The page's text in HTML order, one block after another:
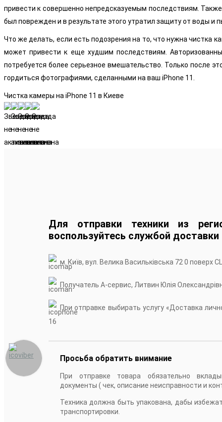
привести к совершенно непредсказуемым последствиям.
был поврежден и в результате этого утратил защиту от воды
Что же делать, если есть подозрения на то, что нужна чистка
может привести к еще худшим последствиям.
потребуется более серьезное вмешательство. Только после
гордиться фотографиями, сделанными на ваш iPhone 11.
Чистка камеры на iPhone 11 в Киеве
Для отправки техники из
воспользуйтесь службой доставки
м. Київ, вул. Велика Васильківська 72 0 поверх
Получатель А-сервис, Литвин Юлія
При отправке выбирать услугу «Доставка
16
Просьба обратить внимание
При отправке товара обязательно
документы ( чек, описание неисправности и
Техника должна быть упакована, дабы
транспортировки.